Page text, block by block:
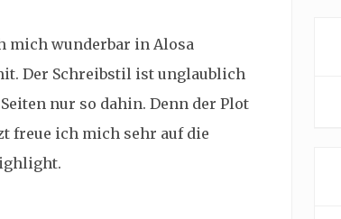
mich wunderbar in Alosa
Der Schreibstil ist unglaublich
nur so dahin. Denn der Plot
freue ich mich sehr auf die